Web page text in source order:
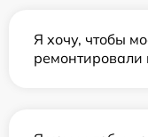
Я хочу, чтобы
ремонтировали